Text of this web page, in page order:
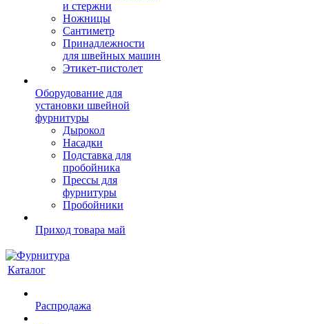
и стержни
Ножницы
Сантиметр
Принадлежности
для швейных машин
Этикет-пистолет
Оборудование для
установки швейной
фурнитуры
Дырокол
Насадки
Подставка для
пробойника
Прессы для
фурнитуры
Пробойники
Приход товара май
Каталог
Распродажа